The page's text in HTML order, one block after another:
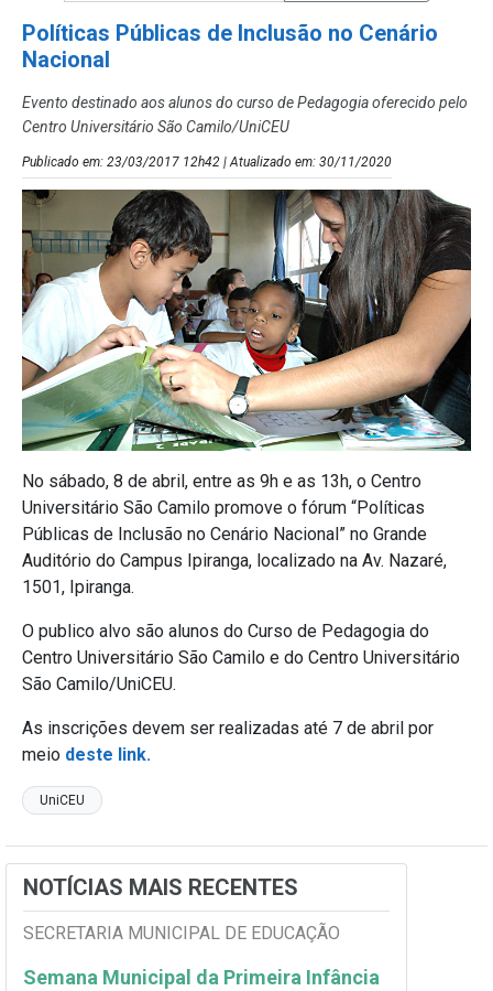
Políticas Públicas de Inclusão no Cenário
Nacional
Evento destinado aos alunos do curso de Pedagogia oferecido pelo
Centro Universitário São Camilo/UniCEU
Publicado em: 23/03/2017 12h42 | Atualizado em: 30/11/2020
No sábado, 8 de abril, entre as 9h e as 13h, o Centro
Universitário São Camilo promove o fórum “Políticas
Públicas de Inclusão no Cenário Nacional” no Grande
Auditório do Campus Ipiranga, localizado na Av. Nazaré,
1501, Ipiranga.
O publico alvo são alunos do Curso de Pedagogia do
Centro Universitário São Camilo e do Centro Universitário
São Camilo/UniCEU.
As inscrições devem ser realizadas até 7 de abril por
meio deste link.
UniCEU
NOTÍCIAS MAIS RECENTES
SECRETARIA MUNICIPAL DE EDUCAÇÃO
Semana Municipal da Primeira Infância